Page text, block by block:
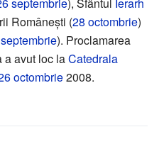
Româneşti (28 octombrie)
). Proclamarea
a avut loc laCatedrala
octombrie2008.